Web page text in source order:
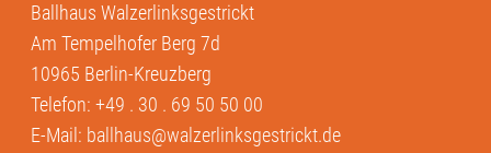
Ballhaus Walzerlinksgestrickt
Am Tempelhofer Berg 7d
10965 Berlin-Kreuzberg
Telefon:+49 . 30 . 69 50 50 00
E-Mail: ballhaus@walzerlinksgestrickt.de